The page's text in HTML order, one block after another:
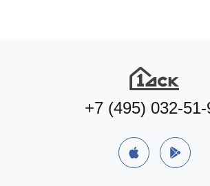
+7 (495) 032-51-